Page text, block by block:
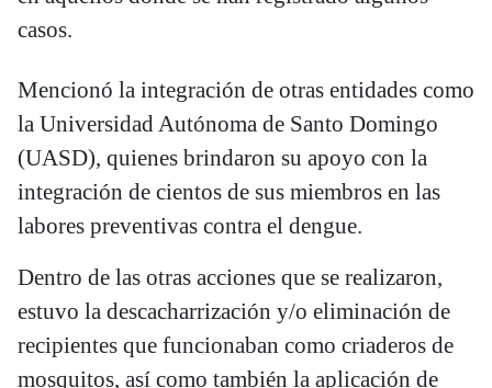
casos.
Mencionó la integración de otras entidades como
la Universidad Autónoma de Santo Domingo
(UASD), quienes brindaron su apoyo con la
integración de cientos de sus miembros en las
labores preventivas contra el dengue.
Dentro de las otras acciones que se realizaron,
estuvo la descacharrización y/o eliminación de
recipientes que funcionaban como criaderos de
mosquitos, así como también la aplicación de